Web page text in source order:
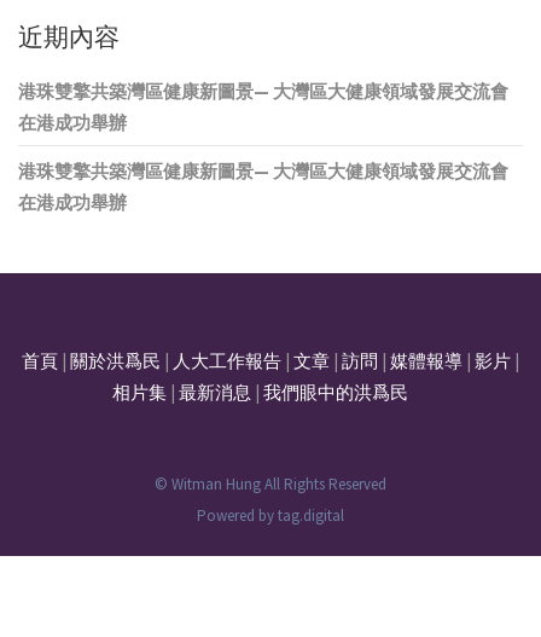
近期內容
港珠雙擎共築灣區健康新圖景— 大灣區大健康領域發展交流會
在港成功舉辦
港珠雙擎共築灣區健康新圖景— 大灣區大健康領域發展交流會
在港成功舉辦
首頁 關於洪爲民 人大工作報告 文章 訪問 媒體報導 影片
相片集| 最新消息 我們眼中的洪爲民
© Witman Hung All Rights Reserved
Powered bytag.digital